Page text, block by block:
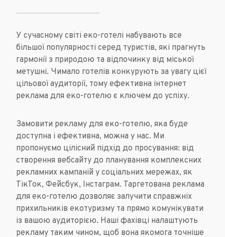
У сучасному світі еко-готелі набувають все
більшої популярності серед туристів, які прагнуть
гармонії з природою та відпочинку від міської
метушні. Чимало готелів конкурують за увагу цієї
цільової аудиторії, тому ефективна інтернет
реклама для еко-готелю є ключем до успіху.
Замовити рекламу для еко-готелю, яка буде
доступна і ефективна, можна у нас. Ми
пропонуємо цілісний підхід до просування: від
створення вебсайту до планування комплексних
рекламних кампаній у соціальних мережах, як
ТікТок, Фейсбук, Інстаграм. Таргетована реклама
для еко-готелю дозволяє залучити справжніх
прихильників екотуризму та прямо комунікувати
із вашою аудиторією. Наші фахівці налаштують
рекламу таким чином, щоб вона якомога точніше